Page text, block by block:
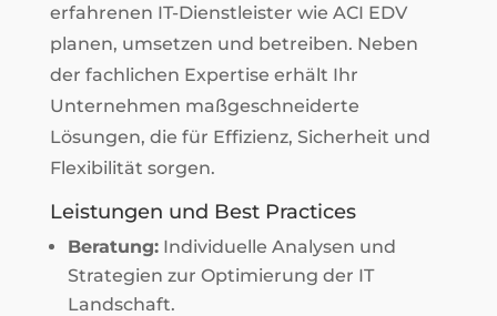
erfahrenen IT-Dienstleister wie ACI EDV
planen, umsetzen und betreiben. Neben
der fachlichen Expertise erhält Ihr
Unternehmen maßgeschneiderte
Lösungen, die für Effizienz, Sicherheit und
Flexibilität sorgen.
Leistungen und Best Practices
Beratung:Individuelle Analysen und
Strategien zur Optimierung der IT
Landschaft.